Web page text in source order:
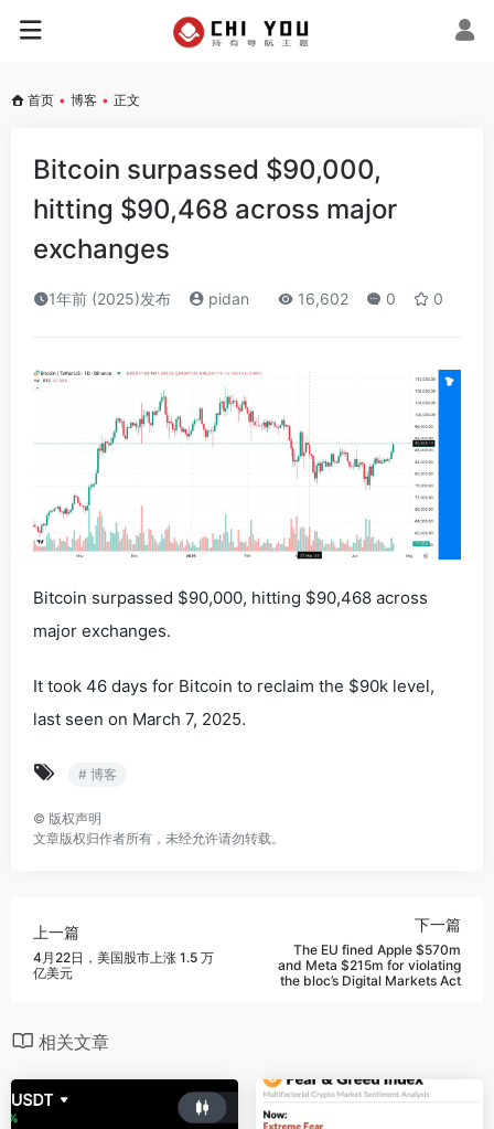
首页 • 博客 • 正文
Bitcoin surpassed $90,000,
hitting $90,468 across major
exchanges
1年前 (2025)发布 pidan 16,602 0 0
Bitcoin surpassed $90,000, hitting $90,468 across
major exchanges.
It took 46 days for Bitcoin to reclaim the $90k level,
last seen on March 7, 2025.
# 博客
© 版权声明
文章版权归作者所有，未经允许请勿转载。
上一篇
4月22日，美国股市上涨 1.5 万
亿美元
下一篇
The EU fined Apple $570m
and Meta $215m for violating
the bloc’s Digital Markets Act
相关文章